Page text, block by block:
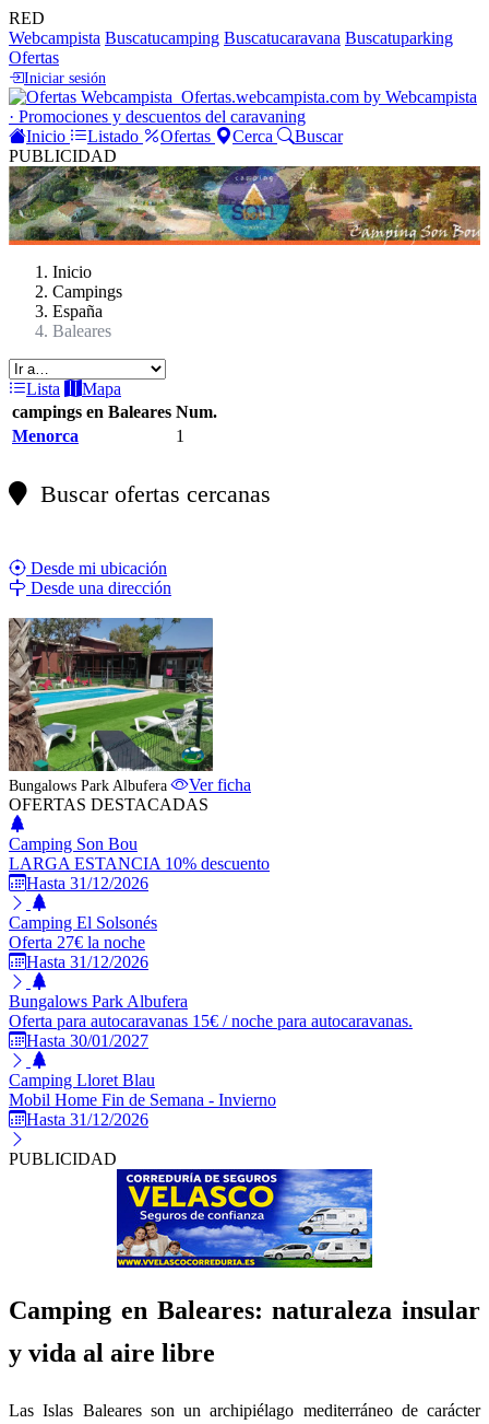
RED
Webcampista Buscatucamping Buscatucaravana Buscatuparking
Ofertas
Iniciar sesión
Ofertas.webcampista.com by Webcampista
· Promociones y descuentos del caravaning
Inicio
Listado Ofertas Cerca
Buscar
PUBLICIDAD
Inicio
Campings
España
Baleares
Lista
Mapa
campings en Baleares Num.
Menorca
1
Buscar ofertas cercanas
Desde mi ubicación
Desde una dirección
Bungalows Park Albufera
Ver ficha
OFERTAS DESTACADAS
Camping Son Bou
LARGA ESTANCIA 10% descuento
Hasta 31/12/2026
Camping El Solsonés
Oferta 27€ la noche
Hasta 31/12/2026
Bungalows Park Albufera
Oferta para autocaravanas 15€ / noche para autocaravanas.
Hasta 30/01/2027
Camping Lloret Blau
Mobil Home Fin de Semana - Invierno
Hasta 31/12/2026
PUBLICIDAD
Camping en Baleares: naturaleza insular
y vida al aire libre
Las Islas Baleares son un archipiélago mediterráneo de carácter